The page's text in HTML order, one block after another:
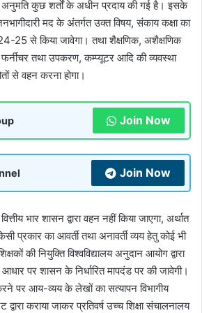
अनुमति कुछ शर्तों के अधीन प्रदाय की गई है। इसके
मद के अंतर्गत उक्त विषय, संकाय कक्षा का
25 से किया जावेगा। तथा शैक्षणिक, अशैक्षणिक
फर्नीचर तथा उपकरण, कम्प्यूटर आदि की व्यवस्था
से वहन करना होगा।
Join Now
Join Now
भार शासन द्वारा वहन नहीं किया जाएगा, अर्थात
प्रकार का आवर्ती तथा अनावर्ती व्यय हेतु कोई भी
की नियुक्ति विश्वविद्यालय अनुदान आयोग द्वारा
आधार पर शासन के निर्धारित मापदंड पर की जावेगी।
पर आय-व्यय के लेखों का सत्यापन विभागीय
कराया जाकर प्रतिवर्ष उच्च शिक्षा संचालनालय